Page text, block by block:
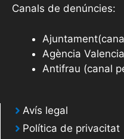
Canals de denúncies:
Agència
Antifrau (canal
Avís legal
Política de privacitat